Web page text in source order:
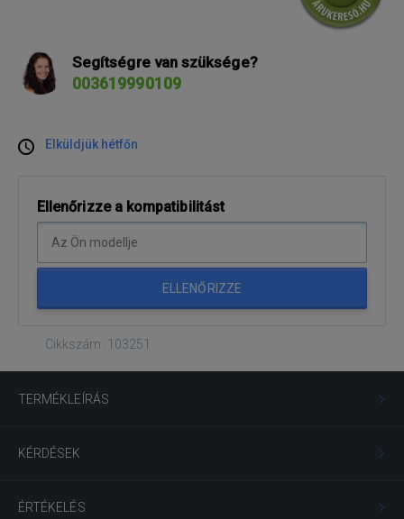
Segítségre van szüksége?
003619990109
Elküldjük hétfőn
Ellenőrizze a kompatibilitást
ELLENŐRIZZE
Cikkszám: 103251
TERMÉKLEÍRÁS
KÉRDÉSEK
ÉRTÉKELÉS